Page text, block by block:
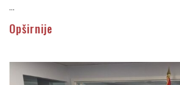
...
Opširnije